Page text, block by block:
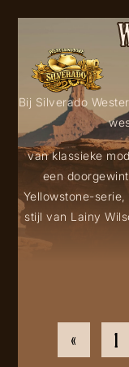
Bij Silverado
van klassieke
een
Yellowstone-
stijl van Lainy
« 1